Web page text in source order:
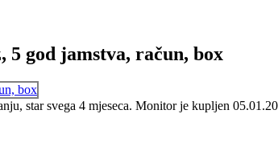
5 god jamstva, račun, box
star svega 4 mjeseca. Monitor je kupljen